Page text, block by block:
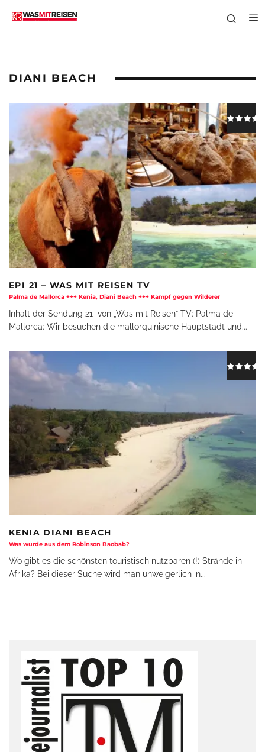
DIANI BEACH
EPI 21 – WAS MIT REISEN TV
Palma de Mallorca +++ Kenia, Diani Beach +++ Kampf gegen Wilderer
Inhalt der Sendung 21 von „Was mit Reisen“ TV: Palma de
Mallorca: Wir besuchen die mallorquinische Hauptstadt und...
KENIA DIANI BEACH
Was wurde aus dem Robinson Baobab?
Wo gibt es die schönsten touristisch nutzbaren (!) Strände in
Afrika? Bei dieser Suche wird man unweigerlich in...